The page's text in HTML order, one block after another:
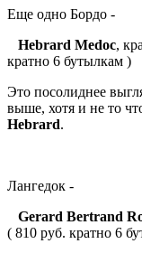
Еще одно Бордо -
Hebrard Medoc,
кратно 6 бутылкам )
Это посолиднее
выше, хотя и не то
Hebrard.
Лангедок -
Gerard Bertrand
( 810 руб. кратно 6